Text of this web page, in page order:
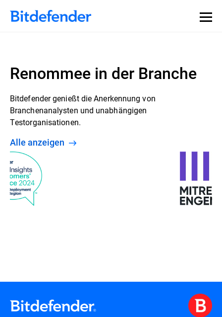
Renommee in der Branche
Bitdefender genießt die Anerkennung von
Branchenanalysten und unabhängigen
Testorganisationen.
Alle anzeigen